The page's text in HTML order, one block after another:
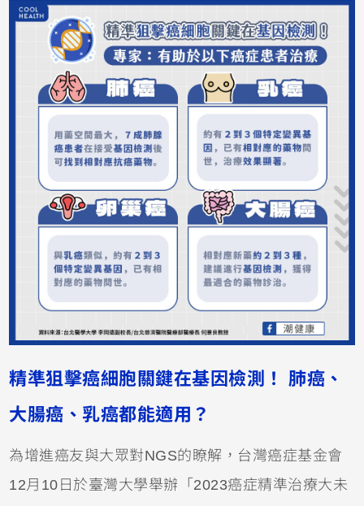
精準狙擊癌細胞關鍵在基因檢測！ 肺癌、
大腸癌、乳癌都能適用？
為增進癌友與大眾對NGS的瞭解，台灣癌症基金會
12月10日於臺灣大學舉辦「2023癌症精準治療大未